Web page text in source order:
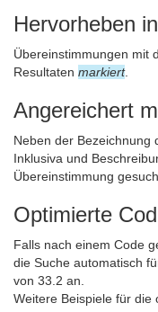
Hervorheben
Übereinstimmungen mit
Resultaten markiert.
Angereichert
Neben der Bezeichnung
Inklusiva und
Übereinstimmung
Optimierte
Falls nach einem Code
die Suche automatisch
von 33.2 an.
Weitere Beispiele für die